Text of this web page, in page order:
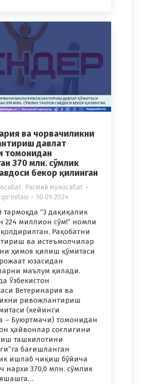
ва чорвачиликни
давлат
томонидан
370 млн. сўмлик
бекор қилинган
, Расмий муносабат
10.09.2024
“3 дақиқалик
224 миллион сўм!” номли
Рақобатни
ва истеъмолчилар
ҳимоя қилиш қўмитаси
юзасидан
маълум қилади.
Ўзбекистон
Ветеринария ва
ривожлантириш
(кейинги
– Буюртмачи) томонидан
ҳайвонлар соғлигини
ташкилотини
бағишланган
ишлаб чиқиш бўйича
нархи 370,0 млн. сўмлик